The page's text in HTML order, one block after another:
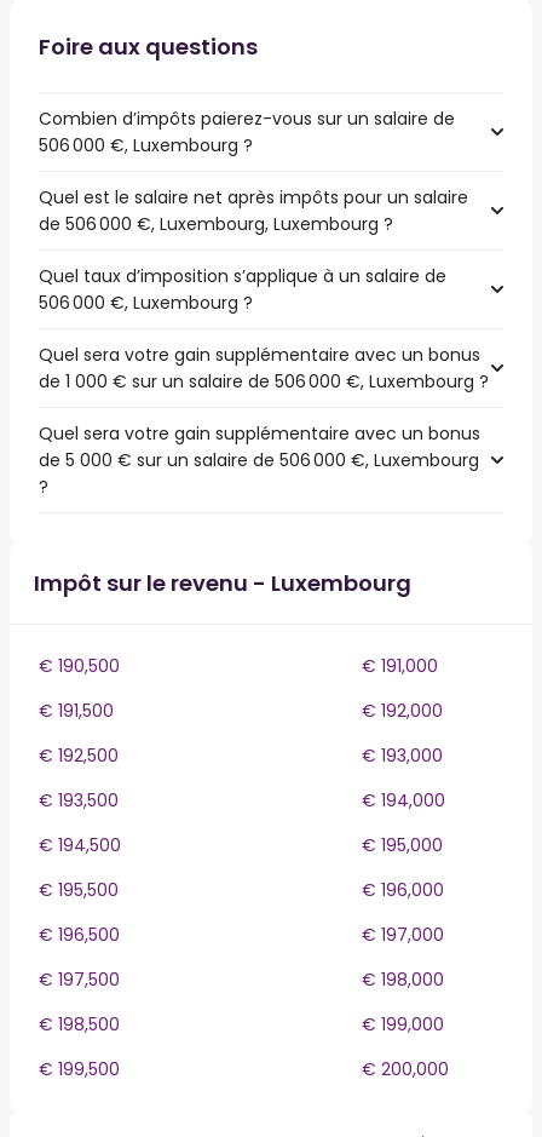
Foire aux questions
Combien d’impôts paierez-vous sur un salaire de
506 000 €, Luxembourg ?
Quel est le salaire net après impôts pour un salaire
de 506 000 €, Luxembourg, Luxembourg ?
Quel taux d’imposition s’applique à un salaire de
506 000 €, Luxembourg ?
Quel sera votre gain supplémentaire avec un bonus
de 1 000 € sur un salaire de 506 000 €, Luxembourg ?
Quel sera votre gain supplémentaire avec un bonus
de 5 000 € sur un salaire de 506 000 €, Luxembourg
?
Impôt sur le revenu - Luxembourg
€ 190,500
€ 191,000
€ 191,500
€ 192,000
€ 192,500
€ 193,000
€ 193,500
€ 194,000
€ 194,500
€ 195,000
€ 195,500
€ 196,000
€ 196,500
€ 197,000
€ 197,500
€ 198,000
€ 198,500
€ 199,000
€ 199,500
€ 200,000